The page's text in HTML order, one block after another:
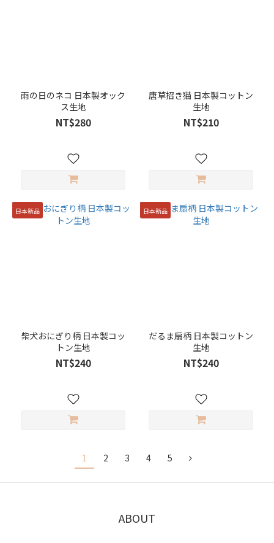
雨の日のネコ 日本製オック
ス生地
NT$280
唐草招き猫 日本製コットン
生地
NT$210
日本新品
柴犬おにぎり柄 日本製コッ
トン生地
NT$240
日本新品
だるま扇柄 日本製コットン
生地
NT$240
1 2 3 4 5
ABOUT